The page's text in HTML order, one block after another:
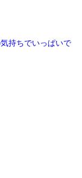
持ちでいっぱいで